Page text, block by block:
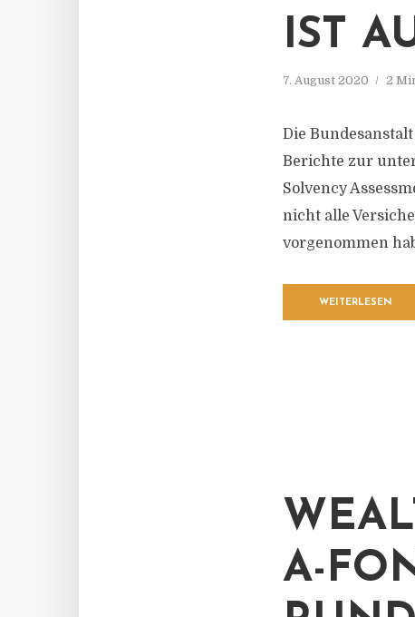
IST
7. August 2020 2
Die
Berichte zur
Solvency
nicht alle
vorgenommen
WEITERLESEN
A-